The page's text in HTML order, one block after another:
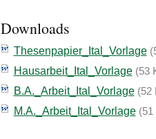
Downloads
Thesenpapier_Ital_Vorlage
Hausarbeit_Ital_Vorlage (53
B.A._Arbeit_Ital_Vorlage (52
M.A._Arbeit_Ital_Vorlage (51